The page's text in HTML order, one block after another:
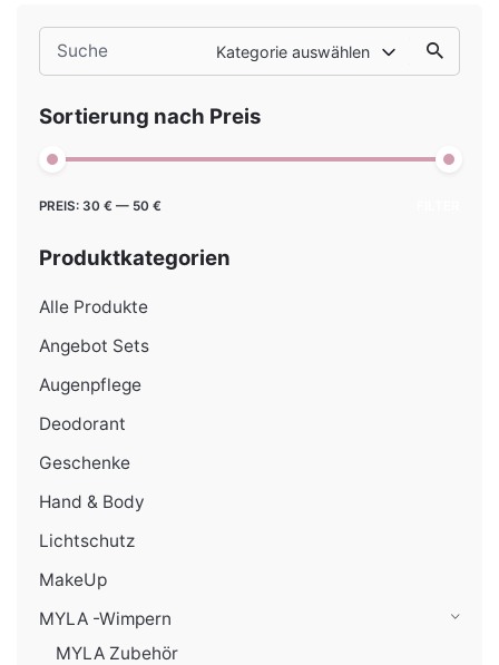
Search
for
Kategorie auswählen
Sortierung nach Preis
Min.
Max.
PREIS: 30 € — 50 €
Produktkategorien
Alle Produkte
Angebot Sets
Augenpflege
Deodorant
Geschenke
Hand & Body
Lichtschutz
MakeUp
MYLA -Wimpern
MYLA Zubehör